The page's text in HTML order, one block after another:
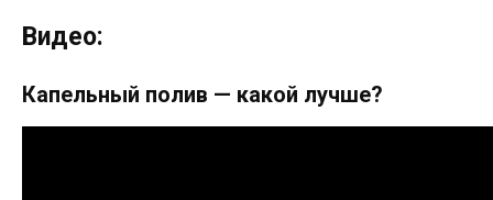
Видео:
Капельный полив — какой лучше?